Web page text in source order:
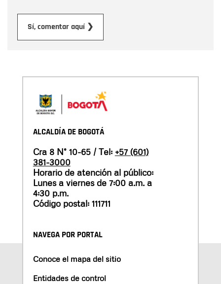
Sí, comentar aquí ❯
ALCALDÍA DE BOGOTÁ
Cra 8 N° 10-65 / Tel: +57 (601)
381-3000
Horario de atención al público:
Lunes a viernes de 7:00 a.m. a
4:30 p.m.
Código postal: 111711
NAVEGA POR PORTAL
Conoce el mapa del sitio
Entidades de control